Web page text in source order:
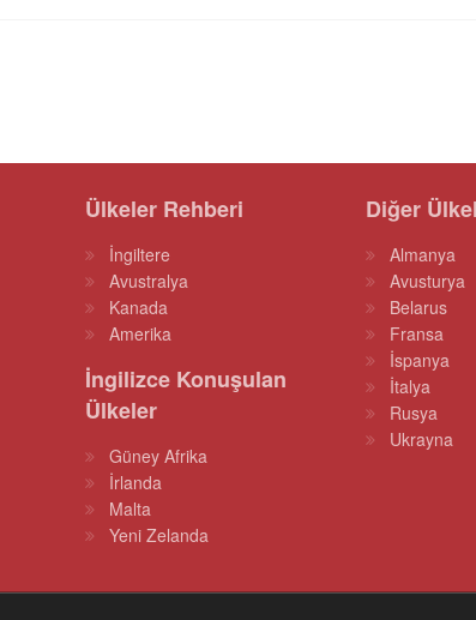
Ülkeler Rehberi
İngiltere
Avustralya
Kanada
Amerika
İngilizce Konuşulan
Ülkeler
Güney Afrika
İrlanda
Malta
Yeni Zelanda
Diğer
Almanya
Avusturya
Belarus
Fransa
İspanya
İtalya
Rusya
Ukrayna